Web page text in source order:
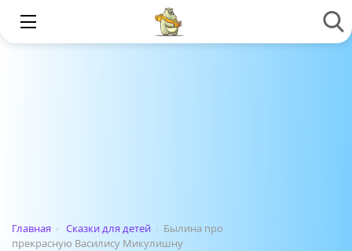
Главная › Сказки для детей › Былина про
прекрасную Василису Микулишну